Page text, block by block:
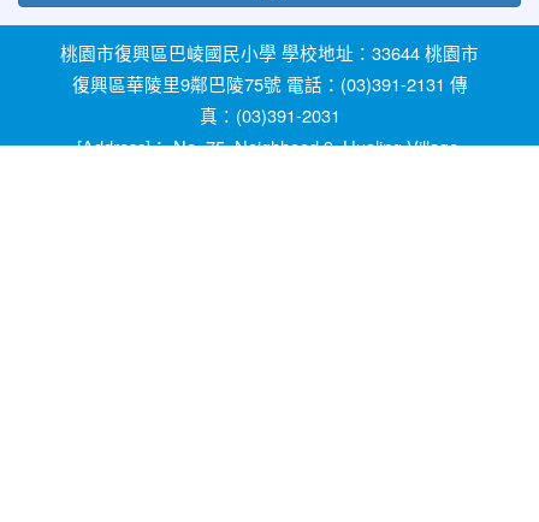
桃園市復興區巴崚國民小學 學校地址：33644 桃園市
復興區華陵里9鄰巴陵75號 電話：(03)391-2131 傳
真：(03)391-2031
[Address]： No. 75, Neighhood 9, Hualing Village,